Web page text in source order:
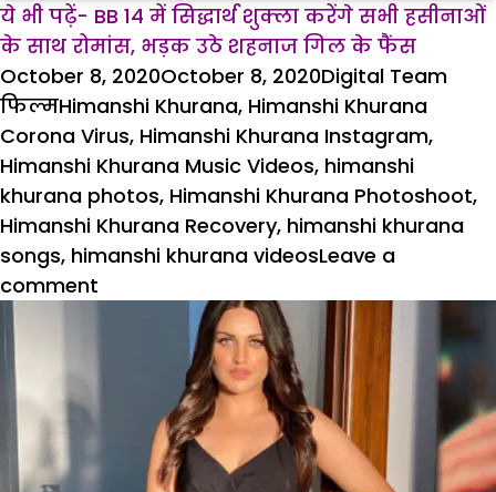
ये भी पढ़ें- BB 14 में सिद्धार्थ शुक्ला करेंगे सभी हसीनाओं
के साथ रोमांस, भड़क उठे शहनाज गिल के फैंस
Posted
on
October 8, 2020October 8, 2020Author
Digital Team
फिल्मTags
Himanshi Khurana, Himanshi Khurana
Corona Virus, Himanshi Khurana Instagram,
Himanshi Khurana Music Videos, himanshi
khurana photos, Himanshi Khurana Photoshoot,
Himanshi Khurana Recovery, himanshi khurana
songs, himanshi khurana videosLeave a
comment
हिमांशी
खुराना